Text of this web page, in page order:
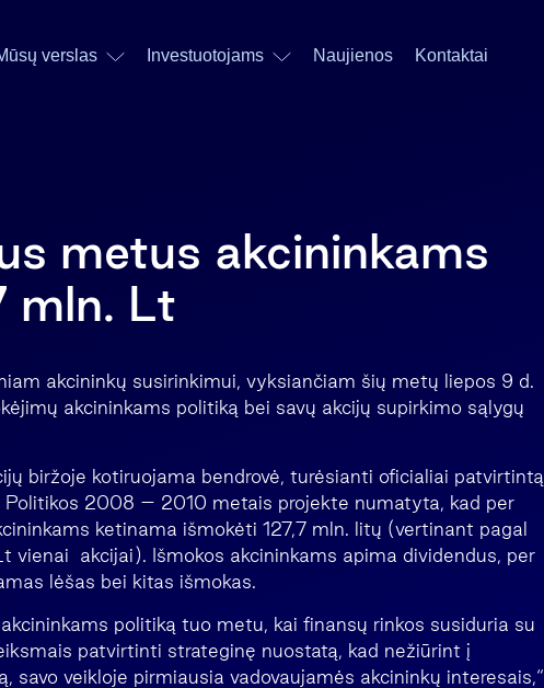
verslas Investuotojams Naujienos Kontaktai
metus akcininkams
mln. Lt
akcininkų susirinkimui, vyksiančiam šių metų liepos 9 d.
akcininkams politiką bei savų akcijų supirkimo sąlygų
biržoje kotiruojama bendrovė, turėsianti oficialiai patvirtintą
Politikos 2008 – 2010 metais projekte numatyta, kad per
ketinama išmokėti 127,7 mln. litų (vertinant pagal
vienai akcijai). Išmokos akcininkams apima dividendus, per
lėšas bei kitas išmokas.
politiką tuo metu, kai finansų rinkos susiduria su
patvirtinti strateginę nuostatą, kad nežiūrint į
savo veikloje pirmiausia vadovaujamės akcininkų interesais,“